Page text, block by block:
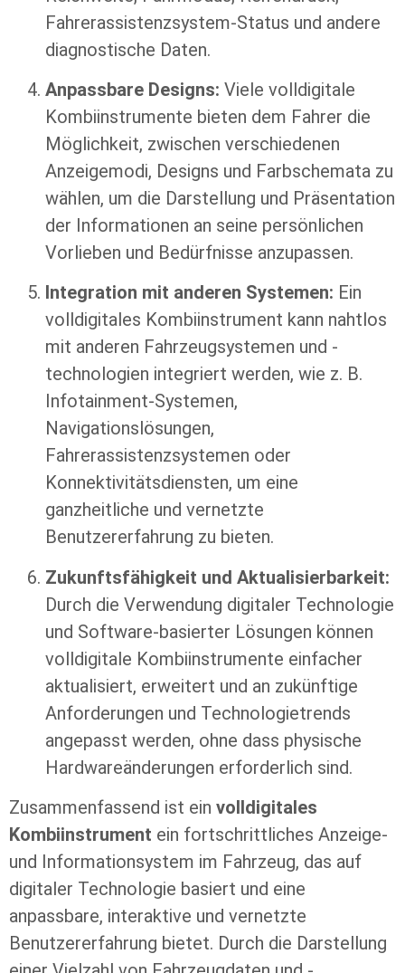
Fahrerassistenzsystem-Status und andere
diagnostische Daten.
Anpassbare Designs: Viele volldigitale
Kombiinstrumente bieten dem Fahrer die
Möglichkeit, zwischen verschiedenen
Anzeigemodi, Designs und Farbschemata zu
wählen, um die Darstellung und Präsentation
der Informationen an seine persönlichen
Vorlieben und Bedürfnisse anzupassen.
Integration mit anderen Systemen: Ein
volldigitales Kombiinstrument kann nahtlos
mit anderen Fahrzeugsystemen und -
technologien integriert werden, wie z. B.
Infotainment-Systemen,
Navigationslösungen,
Fahrerassistenzsystemen oder
Konnektivitätsdiensten, um eine
ganzheitliche und vernetzte
Benutzererfahrung zu bieten.
Zukunftsfähigkeit und Aktualisierbarkeit:
Durch die Verwendung digitaler Technologie
und Software-basierter Lösungen können
volldigitale Kombiinstrumente einfacher
aktualisiert, erweitert und an zukünftige
Anforderungen und Technologietrends
angepasst werden, ohne dass physische
Hardwareänderungen erforderlich sind.
Zusammenfassend ist ein volldigitales
Kombiinstrument ein fortschrittliches Anzeige-
und Informationsystem im Fahrzeug, das auf
digitaler Technologie basiert und eine
anpassbare, interaktive und vernetzte
Benutzererfahrung bietet. Durch die Darstellung